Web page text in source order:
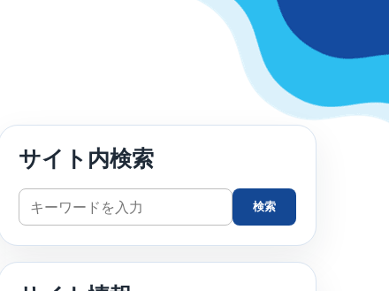
サイト内検索
サ
イ
ト
検索